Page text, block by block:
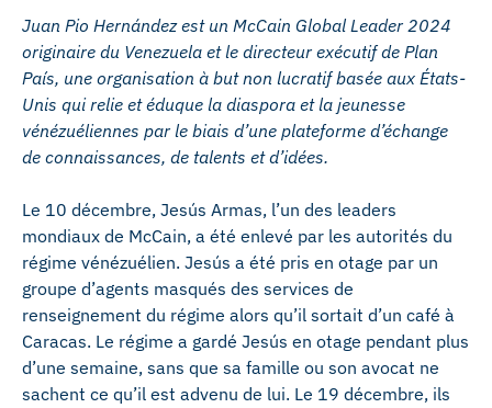
Juan Pio Hernández est un McCain Global Leader 2024
originaire du Venezuela et le directeur exécutif de Plan
País, une organisation à but non lucratif basée aux États-
Unis qui relie et éduque la diaspora et la jeunesse
vénézuéliennes par le biais d’une plateforme d’échange
de connaissances, de talents et d’idées.
Le 10 décembre, Jesús Armas, l’un des leaders
mondiaux de McCain, a été enlevé par les autorités du
régime vénézuélien. Jesús a été pris en otage par un
groupe d’agents masqués des services de
renseignement du régime alors qu’il sortait d’un café à
Caracas. Le régime a gardé Jesús en otage pendant plus
d’une semaine, sans que sa famille ou son avocat ne
sachent ce qu’il est advenu de lui. Le 19 décembre, ils